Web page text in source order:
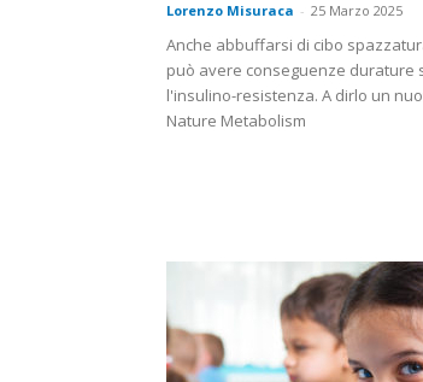
Lorenzo Misuraca - 25 Marzo 2025
Anche abbuffarsi di cibo
può avere conseguenze durature
l'insulino-resistenza. A dirlo un
Nature Metabolism